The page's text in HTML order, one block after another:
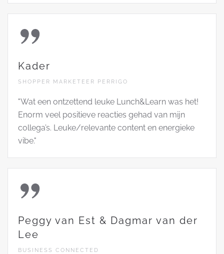
Kader
SHOPPER MARKETEER PERRIGO
"Wat een ontzettend leuke Lunch&Learn was het!
Enorm veel positieve reacties gehad van mijn
collega’s. Leuke/relevante content en energieke
vibe."
Peggy van Est & Dagmar van der
Lee
BUSINESS CONNECTED